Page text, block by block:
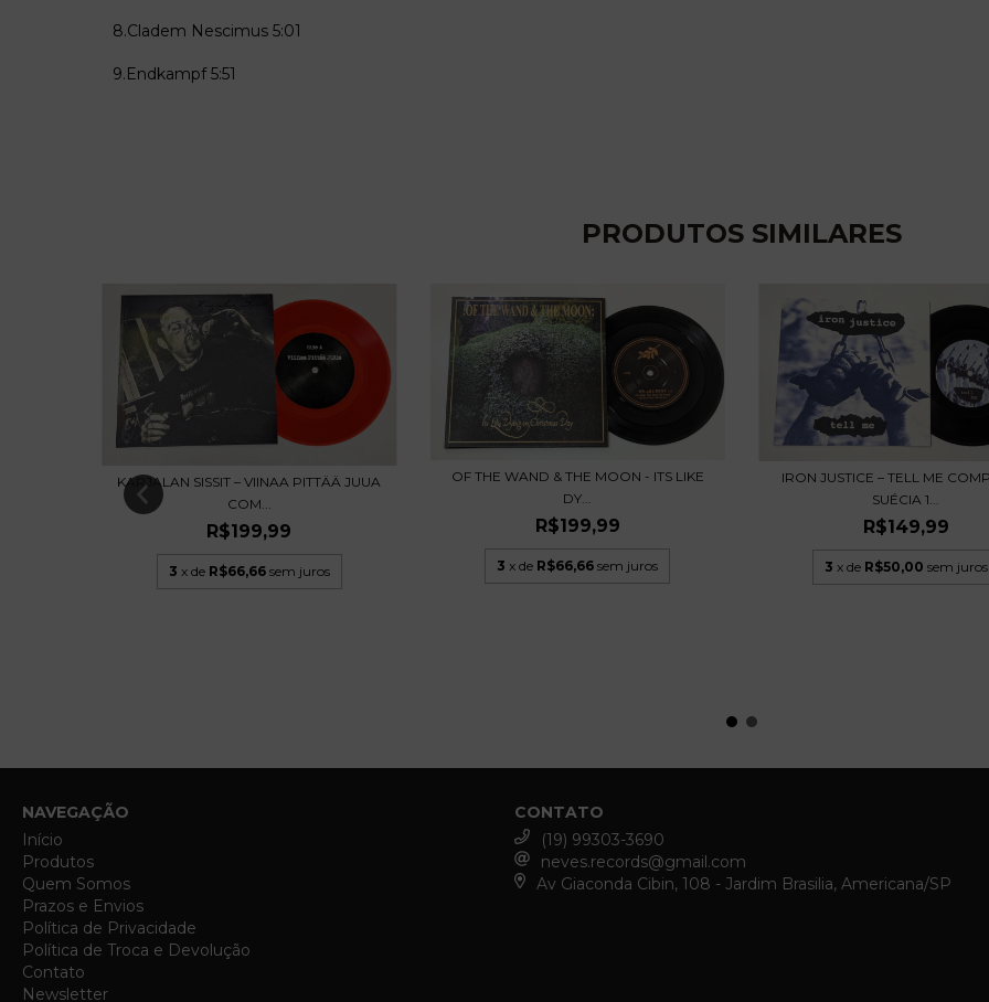
8.Cladem Nescimus 5:01
9.Endkampf 5:51
PRODUTOS SIMILARES
KARJALAN SISSIT – VIINAA PITTÄÄ JUUA
COM...
R$199,99
3 x de R$66,66 sem juros
OF THE WAND & THE MOON - ITS LIKE
DY...
R$199,99
3 x de R$66,66 sem juros
IRON JUSTICE – TELL ME
SUÉCIA 1...
R$149,99
3 x de R$50,00 sem juros
NAVEGAÇÃO
Início
Produtos
Quem Somos
Prazos e Envios
Política de Privacidade
Política de Troca e Devolução
Contato
Newsletter
CONTATO
(19) 99303-3690
neves.records@gmail.com
Av Giaconda Cibin, 108 - Jardim Brasilia, Americana/SP